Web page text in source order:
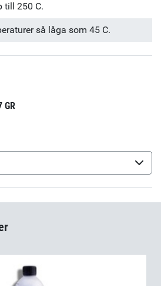
till 250 C.
så låga som 45 C.
GR
Part A (sv-SE)